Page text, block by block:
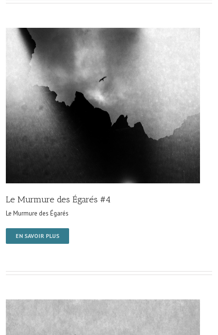
Le Murmure des Égarés #4
Le Murmure des Égarés
EN SAVOIR PLUS